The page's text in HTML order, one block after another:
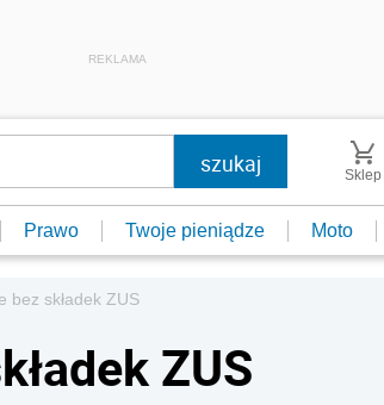
REKLAMA
Sklep
Prawo Twoje pieniądze Moto
bez składek ZUS
ZUS